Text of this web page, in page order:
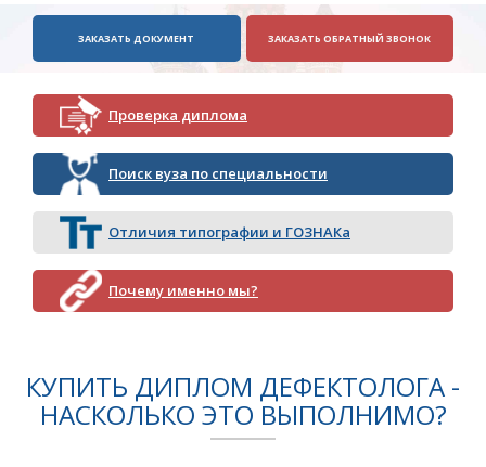
ЗАКАЗАТЬ ДОКУМЕНТ ЗАКАЗАТЬ ОБРАТНЫЙ ЗВОНОК
Проверка диплома
Поиск вуза по специальности
Отличия типографии и ГОЗНАКа
Почему именно мы?
КУПИТЬ ДИПЛОМ ДЕФЕКТОЛОГА -
НАСКОЛЬКО ЭТО ВЫПОЛНИМО?